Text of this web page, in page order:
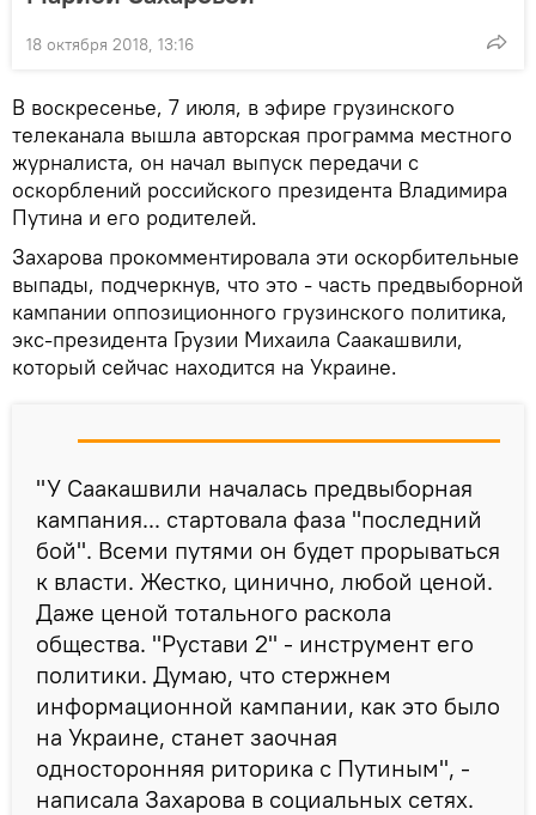
18 октября 2018, 13:16
В воскресенье, 7 июля, в эфире грузинского
телеканала вышла авторская программа местного
журналиста, он начал выпуск передачи с
оскорблений российского президента Владимира
Путина и его родителей.
Захарова прокомментировала эти оскорбительные
выпады, подчеркнув, что это - часть предвыборной
кампании оппозиционного грузинского политика,
экс-президента Грузии Михаила Саакашвили,
который сейчас находится на Украине.
"У Саакашвили началась предвыборная
кампания... стартовала фаза "последний
бой". Всеми путями он будет прорываться
к власти. Жестко, цинично, любой ценой.
Даже ценой тотального раскола
общества. "Рустави 2" - инструмент его
политики. Думаю, что стержнем
информационной кампании, как это было
на Украине, станет заочная
односторонняя риторика с Путиным", -
написала Захарова в социальных сетях.